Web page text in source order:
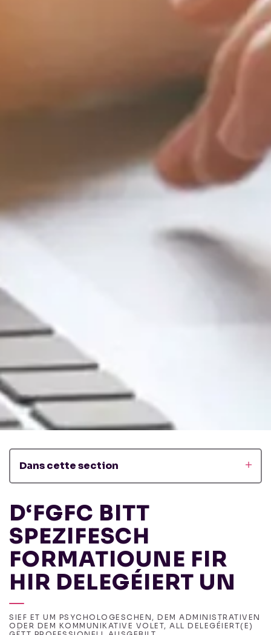
Dans cette section
D‘FGFC BITT
SPEZIFESCH
FORMATIOUNE FIR
HIR DELEGÉIERT UN
SIEF ET UM PSYCHOLOGESCHEN, DEM ADMINISTRATIVEN
ODER DEM KOMMUNIKATIVE VOLET, ALL DELEGÉIERT(E)